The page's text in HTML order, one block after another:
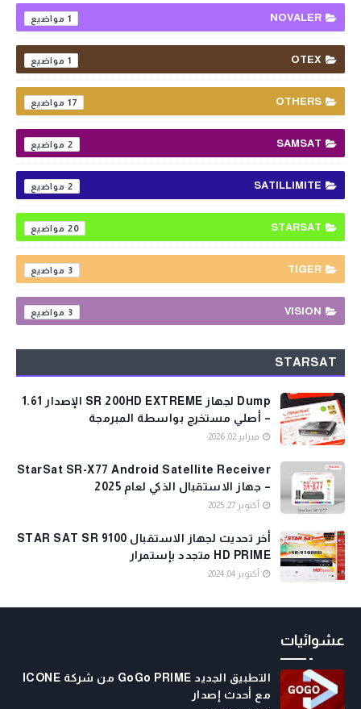
NOVALER
1
OTEX
1
OTHERS
17
SAMSAT
2
SATILLIMITE
2
STARSAT
20
TIGER
3
VISION
3
STARSAT
Dump لجهاز SR 200HD EXTREME الإصدار 1.61
– أصلي مستخرج بواسطة المبرمجة
فبراير 02, 2026
StarSat SR-X77 Android Satellite Receiver
– جهاز الاستقبال الذكي لعام 2025
أكتوبر 27, 2025
أخر تحديث لجهاز الاستقبال STAR SAT SR 9100
HD PRIME متجدد بإستمرار
أكتوبر 04, 2024
عشوائيات
التطبيق الجديد GoGo PRIME من شركة ICONE
مع أحدث إصدار